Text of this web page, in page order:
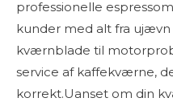
professionelle
kunder med alt fra
kværnblade til
service af kaffekværne,
korrekt.Uanset om din